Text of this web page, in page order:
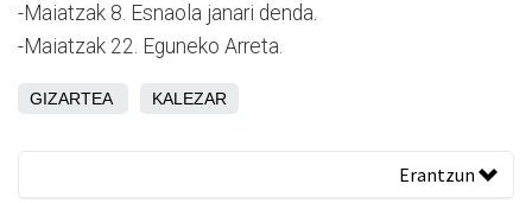
-Maiatzak 8. Esnaola janari denda.
-Maiatzak 22. Eguneko Arreta.
GIZARTEA KALEZAR
Erantzun